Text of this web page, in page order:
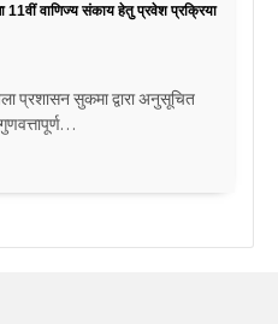
11वीं वाणिज्य संकाय हेतु प्रवेश प्रक्रिया
प्रशासन सुकमा द्वारा अनुसूचित